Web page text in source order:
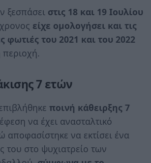
ξεσπάσει στις 18 και 19 Ιουλίου
είχε ομολογήσει και τις
φωτιές του 2021 και του 2022
7 ετών
ποινή κάθειρξης 7
να έχει ανασταλτικό
αποφασίστηκε να εκτίσει ένα
του στο ψυχιατρείο των